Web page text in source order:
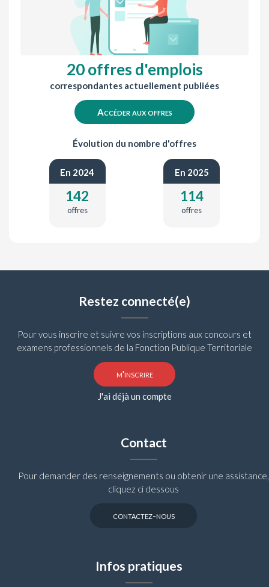
20 offres d'emplois
correspondantes actuellement publiées
Accéder aux offres
Évolution du nombre d'offres
En 2024
142
offres
En 2025
114
offres
Restez connecté(e)
Pour vous inscrire et suivre vos inscriptions aux concours et
examens professionnels de la Fonction Publique Territoriale
m'inscrire
J'ai déjà un compte
Contact
Pour demander des renseignements ou obtenir une assistance,
cliquez ci dessous
contactez-nous
Infos pratiques